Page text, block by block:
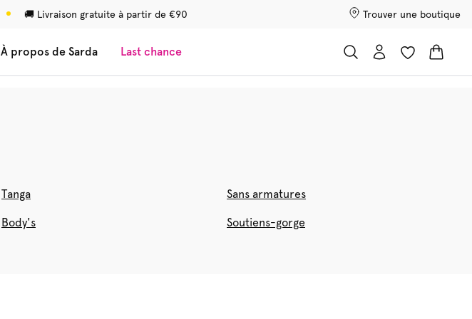
🚚 Livraison gratuite à partir de €90 Trouver une boutique
À propos de Sarda Last chance
Tanga Sans armatures
Body's Soutiens-gorge